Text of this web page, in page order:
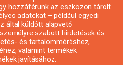
vagy hírlevél
hozzáférünk az eszközön tárolt
adatokat – például egyedi
által küldött alapvető
szabott hirdetések és
és tartalomméréshez,
valamint termékek
javításához.